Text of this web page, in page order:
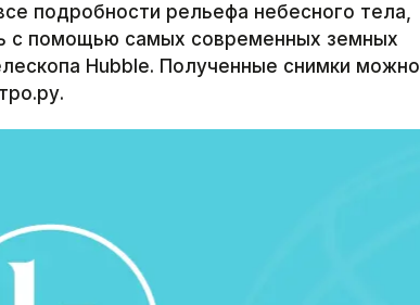
подробности рельефа небесного тела,
с помощью самых современных земных
Hubble. Полученные снимки можно